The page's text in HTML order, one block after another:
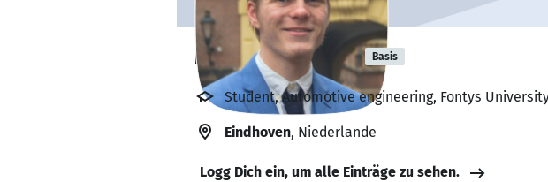
Mick Straathof Basis
Student, Automotive engineering, Fontys
Eindhoven, Niederlande
Logg Dich ein, um alle Einträge zu sehen.